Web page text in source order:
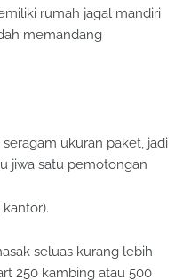
rumah jagal mandiri
memandang
ukuran paket, jadi
jiwa satu pemotongan
seluas kurang lebih
250 kambing atau 500